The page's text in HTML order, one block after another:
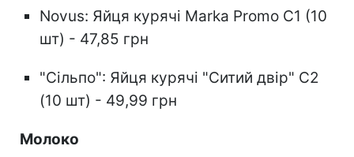
Novus: Яйця курячі Marka Promo С1 (10
шт) - 47,85 грн
"Сільпо": Яйця курячі "Ситий двір" С2
(10 шт) - 49,99 грн
Молоко